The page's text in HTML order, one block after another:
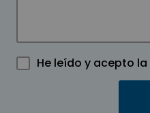
He leído y acepto la